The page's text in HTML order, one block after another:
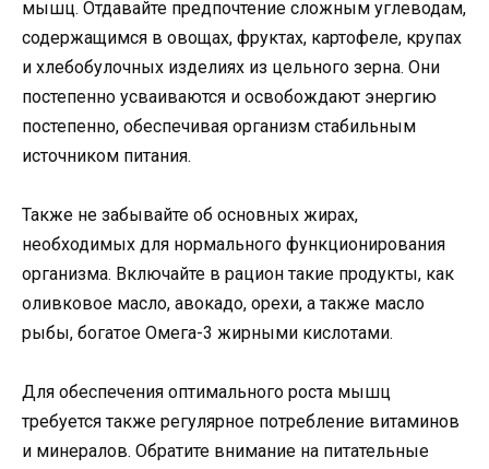
мышц. Отдавайте предпочтение сложным углеводам,
содержащимся в овощах, фруктах, картофеле, крупах
и хлебобулочных изделиях из цельного зерна. Они
постепенно усваиваются и освобождают энергию
постепенно, обеспечивая организм стабильным
источником питания.
Также не забывайте об основных жирах,
необходимых для нормального функционирования
организма. Включайте в рацион такие продукты, как
оливковое масло, авокадо, орехи, а также масло
рыбы, богатое Омега-3 жирными кислотами.
Для обеспечения оптимального роста мышц
требуется также регулярное потребление витаминов
и минералов. Обратите внимание на питательные